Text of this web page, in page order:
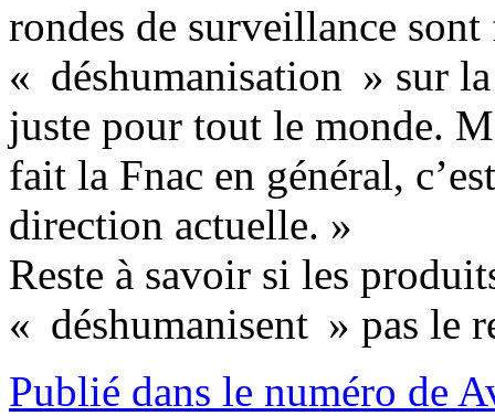
rondes de surveillance
« déshumanisation » sur
juste pour tout le monde.
fait la Fnac en général,
direction actuelle. »
Reste à savoir si les
« déshumanisent » pas le
Publié dans le numéro de